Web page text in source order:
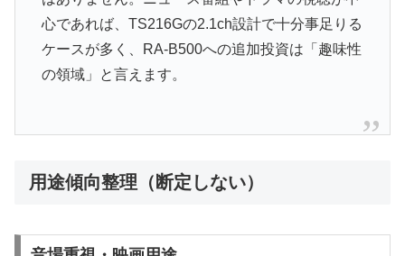
心であれば、TS216Gの2.1ch設計で十分事足りる
ケースが多く、RA-B500への追加投資は「趣味性
の領域」と言えます。
用途傾向整理（断定しない）